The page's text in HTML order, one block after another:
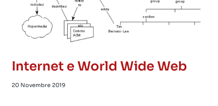
Internet e World Wide Web
20 Novembre 2019